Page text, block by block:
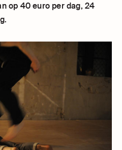
op 40 euro per dag, 24